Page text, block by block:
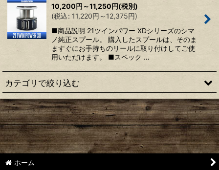
10,200円 ～11,250円(税別)
(税込: 11,220円 ～12,375円)
■商品説明 21ツインパワー XDシリーズのシマ
ノ純正スプール。 購入したスプールは、そのま
ますぐにお手持ちのリールに取り付けしてご使
用いただけます。 ■スペック …
カテゴリで絞り込む
【シマノ】22ステラ［STELLA］対応 カスタムパーツ
【シマノ】18-19ステラ［STELLA］対応 カスタムパーツ
【シマノ】14ステラ［STELLA］対応 カスタムパーツ
ホーム